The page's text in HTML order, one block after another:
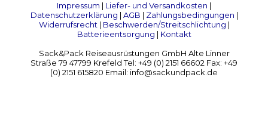
Impressum | Liefer- und Versandkosten |
Datenschutzerklärung | AGB | Zahlungsbedingungen |
Widerrufsrecht| Beschwerden/Streitschlichtung |
Batterieentsorgung | Kontakt
Sack&Pack Reiseausrüstungen GmbH Alte Linner
Straße 79 47799 Krefeld Tel: +49 (0) 2151 66602 Fax: +49
(0) 2151 615820 Email: info@sackundpack.de